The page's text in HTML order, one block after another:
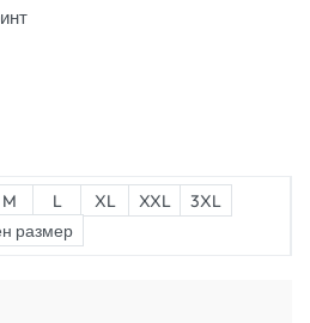
M L XL XXL
3XL
размер